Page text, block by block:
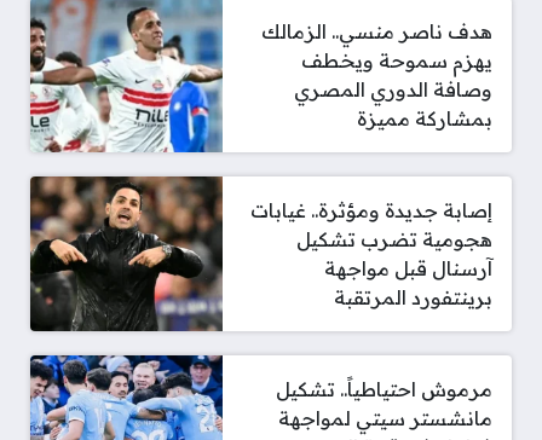
هدف ناصر منسي.. الزمالك
يهزم سموحة ويخطف
وصافة الدوري المصري
بمشاركة مميزة
إصابة جديدة ومؤثرة.. غيابات
هجومية تضرب تشكيل
آرسنال قبل مواجهة
برينتفورد المرتقبة
مرموش احتياطياً.. تشكيل
مانشستر سيتي لمواجهة